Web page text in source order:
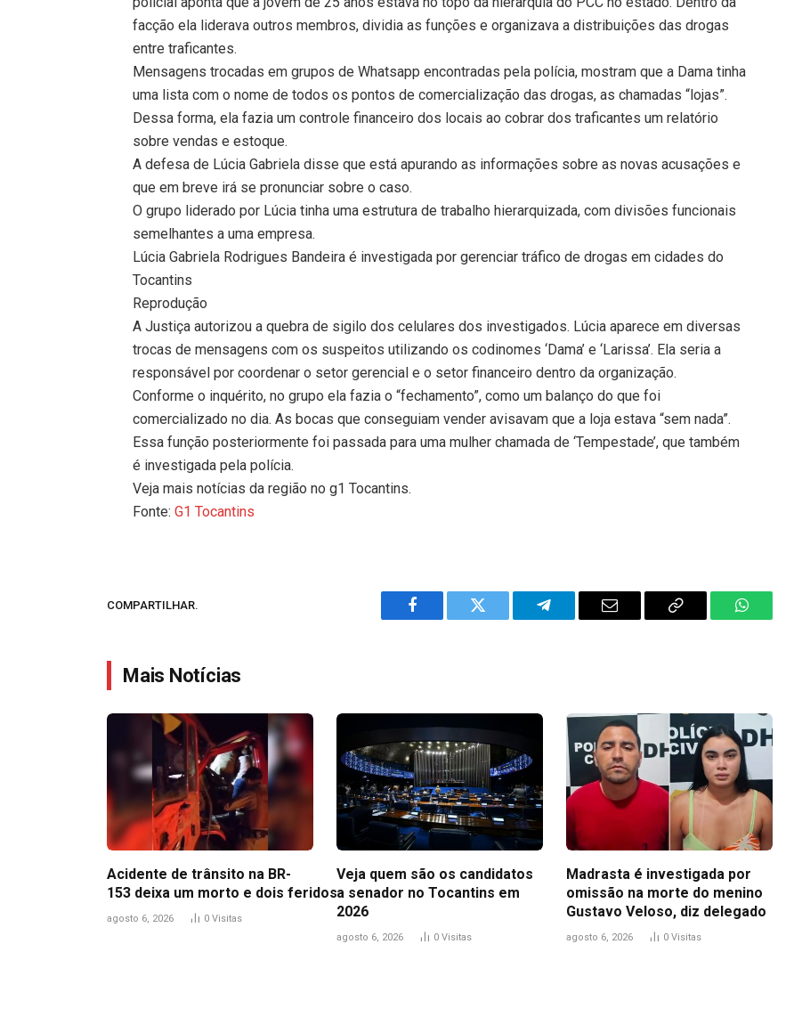
facção ela liderava outros membros, dividia as funções e organizava a distribuições das drogas
entre traficantes.
Mensagens trocadas em grupos de Whatsapp encontradas pela polícia, mostram que a Dama tinha
uma lista com o nome de todos os pontos de comercialização das drogas, as chamadas “lojas”.
Dessa forma, ela fazia um controle financeiro dos locais ao cobrar dos traficantes um relatório
sobre vendas e estoque.
A defesa de Lúcia Gabriela disse que está apurando as informações sobre as novas acusações e
que em breve irá se pronunciar sobre o caso.
O grupo liderado por Lúcia tinha uma estrutura de trabalho hierarquizada, com divisões funcionais
semelhantes a uma empresa.
Lúcia Gabriela Rodrigues Bandeira é investigada por gerenciar tráfico de drogas em cidades do
Tocantins
Reprodução
A Justiça autorizou a quebra de sigilo dos celulares dos investigados. Lúcia aparece em diversas
trocas de mensagens com os suspeitos utilizando os codinomes ‘Dama’ e ‘Larissa’. Ela seria a
responsável por coordenar o setor gerencial e o setor financeiro dentro da organização.
Conforme o inquérito, no grupo ela fazia o “fechamento”, como um balanço do que foi
comercializado no dia. As bocas que conseguiam vender avisavam que a loja estava “sem nada”.
Essa função posteriormente foi passada para uma mulher chamada de ‘Tempestade’, que também
é investigada pela polícia.
Veja mais notícias da região no g1 Tocantins.
Fonte:G1 Tocantins
COMPARTILHAR.
Facebook Twitter Telegram Email
Copy
WhatsApp
Mais Notícias
Acidente de trânsito na BR-
153 deixa um morto e dois feridos
agosto 6, 2026 0 Visitas
Veja quem são os candidatos
a senador no Tocantins em
2026
agosto 6, 2026 0 Visitas
Madrasta é investigada por
omissão na morte do menino
Gustavo Veloso, diz delegado
agosto 6, 2026 0 Visitas